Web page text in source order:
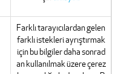
Farklı tarayıcılardan gelen
farklı istekleri ayrıştırmak
için bu bilgiler daha sonrad
an kullanılmak üzere çerez